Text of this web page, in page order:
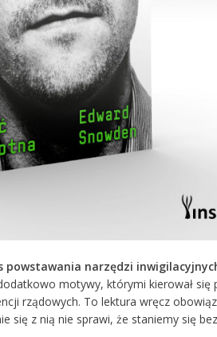
powstawania narzędzi
motywy, którymi kierował się
rządowych. To lektura wręcz
się z nią nie sprawi, że staniemy się